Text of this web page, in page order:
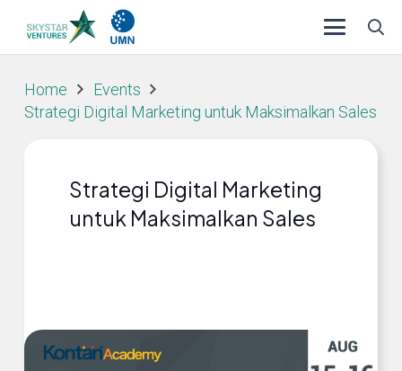
Home
Events
Strategi Digital Marketing untuk Maksimalkan Sales
Strategi Digital Marketing
untuk Maksimalkan Sales